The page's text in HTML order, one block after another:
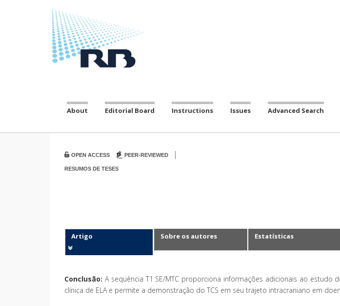
About Editorial Board Instructions Issues Advanced Search
OPEN ACCESS PEER-REVIEWED |
RESUMOS DE TESES
Artigo Sobre os autores Estatísticas
Conclusão: A seqüência T1 SE/MTC proporciona informações adicionais ao estudo
clínica de ELA e permite a demonstração do TCS em seu trajeto intracraniano em